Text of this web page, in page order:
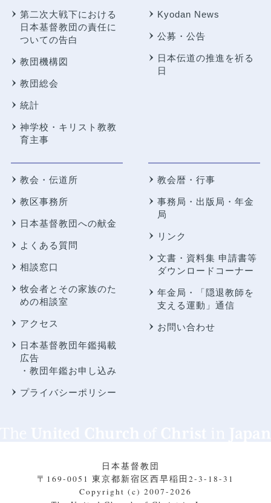
第二次大戦下における
日本基督教団の責任に
ついての告白
教団機構図
教団総会
統計
神学校・キリスト教教
育主事
Kyodan News
公募・公告
日本伝道の推進を祈る
日
教会・伝道所
教区事務所
日本基督教団への献金
よくある質問
相談窓口
牧会者とその家族のた
めの相談室
アクセス
日本基督教団年鑑掲載
広告
・教団年鑑お申し込み
プライバシーポリシー
教会暦・行事
事務局・出版局・年金
局
リンク
文書・資料集 申請書等
ダウンロードコーナー
年金局・
「隠退教師を
支える運動」通信
お問い合わせ
日本基督教団
〒169-0051 東京都新宿区西早稲田2-3-18-31
Copyright (c) 2007-2026